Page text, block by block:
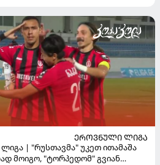
ᲔᲠᲝᲕᲜᲣᲚᲘ ᲚᲘᲒᲐ
| "რუსთავმა" უკეთ ითამაშა
მოიგო, "ტორპედომ" გვიან